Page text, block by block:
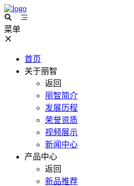
菜单
首页
关于丽智
返回
丽智简介
发展历程
荣誉资质
视频展示
新闻中心
产品中心
返回
新品推荐